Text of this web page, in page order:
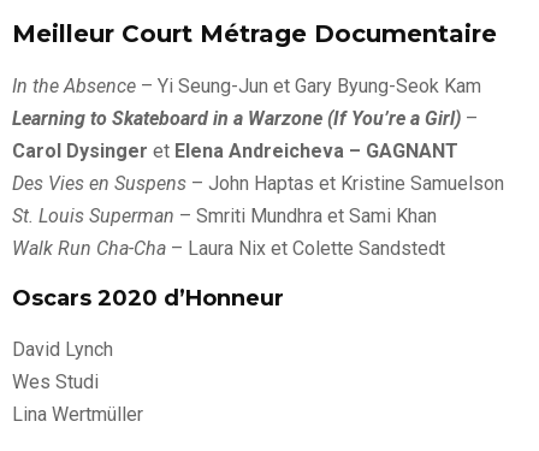
Meilleur Court Métrage Documentaire
In the Absence – Yi Seung-Jun et Gary Byung-Seok Kam
Learning to Skateboard in a Warzone (If You’re a Girl) –
Carol Dysinger et Elena Andreicheva – GAGNANT
Des Vies en Suspens – John Haptas et Kristine Samuelson
St. Louis Superman – Smriti Mundhra et Sami Khan
Walk Run Cha-Cha – Laura Nix et Colette Sandstedt
Oscars 2020 d’Honneur
David Lynch
Wes Studi
Lina Wertmüller